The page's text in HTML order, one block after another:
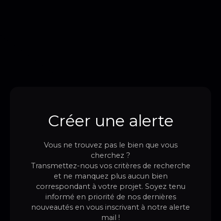
Créer une alerte
Vous ne trouvez pas le bien que vous
cherchez ?
Transmettez-nous vos critères de recherche
et ne manquez plus aucun bien
correspondant à votre projet. Soyez tenu
informé en priorité de nos dernières
nouveautés en vous inscrivant à notre alerte
mail !